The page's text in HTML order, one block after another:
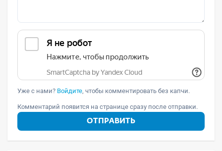
Уже с нами? Войдите, чтобы комментировать без капчи.
Комментарий появится на странице сразу после отправки.
ОТПРАВИТЬ